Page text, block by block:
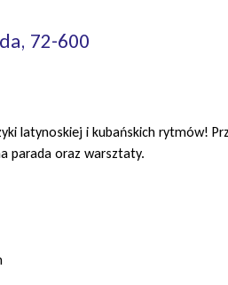
72-600
latynoskiej i kubańskich rytmów!
parada oraz warsztaty.